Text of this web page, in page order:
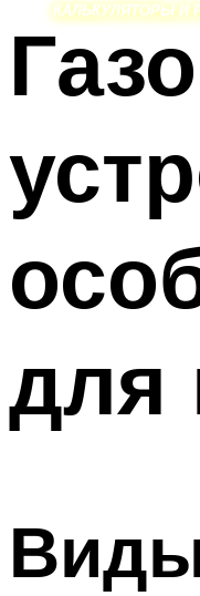
КАЛЬКУЛЯТОРЫ И
Меню
для